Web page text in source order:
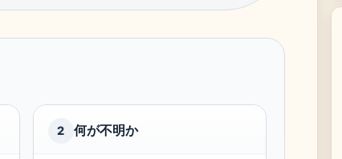
2 何が不明か